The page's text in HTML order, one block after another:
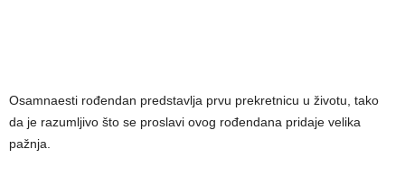
Osamnaesti rođendan predstavlja prvu prekretnicu u životu, tako
da je razumljivo što se proslavi ovog rođendana pridaje velika
pažnja.